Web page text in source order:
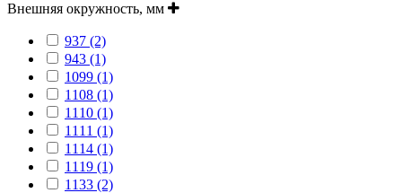
Внешняя окружность, мм
937 (2)
943 (1)
1099 (1)
1108 (1)
1110 (1)
1111 (1)
1114 (1)
1119 (1)
1133 (2)